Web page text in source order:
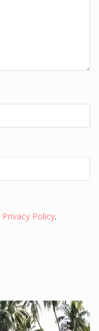
Privacy Policy.